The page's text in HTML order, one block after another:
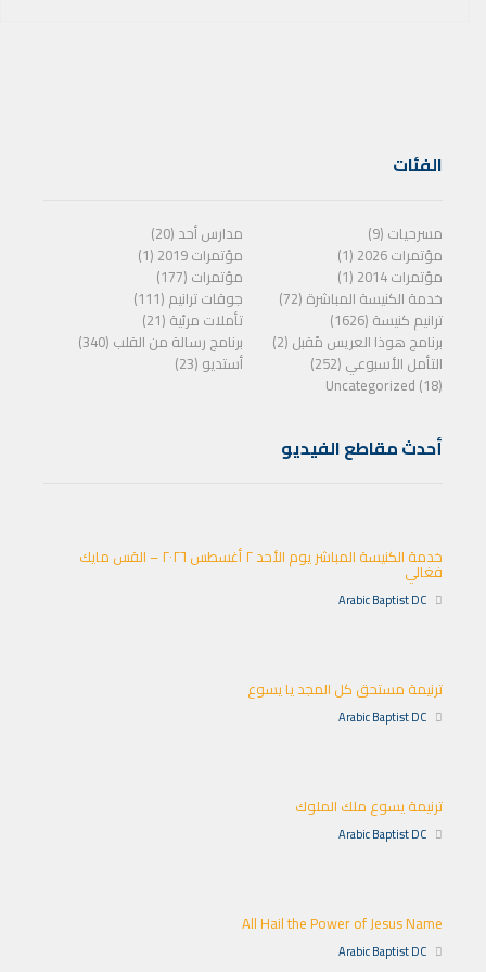
الفئات
مسرحيات (9)
مدارس أحد (20)
مؤتمرات 2026 (1)
مؤتمرات 2019 (1)
مؤتمرات 2014 (1)
مؤتمرات (177)
خدمة الكنيسة المباشرة (72)
جوقات ترانيم (111)
ترانيم كنيسة (1626)
تأملات مرئية (21)
برنامج هوذا العريس مًقبل (2)
برنامج رسالة من القلب (340)
التأمل الأسبوعي (252)
أستديو (23)
Uncategorized (18)
أحدث مقاطع الفيديو
خدمة الكنيسة المباشر يوم الأحد ٢ أغسطس ٢٠٢٦ – القس مايك
فغالي
Arabic Baptist DC
ترنيمة مستحق كل المجد يا يسوع
Arabic Baptist DC
ترنيمة يسوع ملك الملوك
Arabic Baptist DC
All Hail the Power of Jesus Name
Arabic Baptist DC